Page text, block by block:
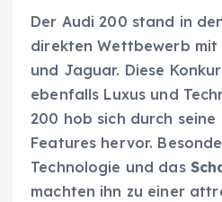
Der Audi 200 stand in
direkten Wettbewerb mit
und Jaguar. Diese
ebenfalls Luxus und
200 hob sich durch
Features hervor.
Technologie und das
machten ihn zu einer